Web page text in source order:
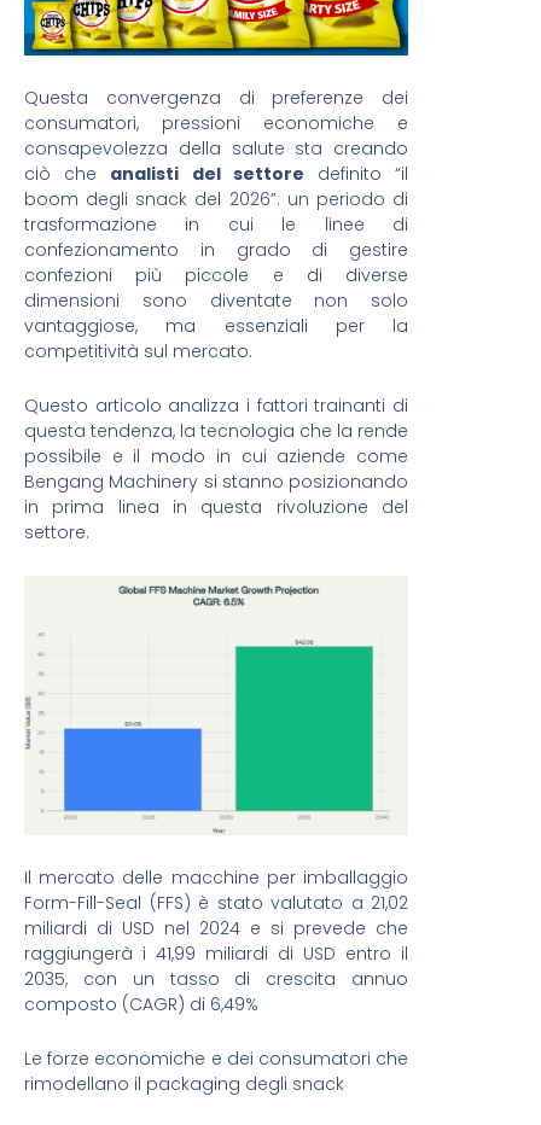
Questa convergenza di preferenze dei
consumatori, pressioni economiche e
consapevolezza della salute sta creando
ciò che analisti del settore definito “il
boom degli snack del 2026”: un periodo di
trasformazione in cui le linee di
confezionamento in grado di gestire
confezioni più piccole e di diverse
dimensioni sono diventate non solo
vantaggiose, ma essenziali per la
competitività sul mercato.
Questo articolo analizza i fattori trainanti di
questa tendenza, la tecnologia che la rende
possibile e il modo in cui aziende come
Bengang Machinery si stanno posizionando
in prima linea in questa rivoluzione del
settore.
Il mercato delle macchine per imballaggio
Form-Fill-Seal (FFS) è stato valutato a 21,02
miliardi di USD nel 2024 e si prevede che
raggiungerà i 41,99 miliardi di USD entro il
2035, con un tasso di crescita annuo
composto (CAGR) di 6,49%
Le forze economiche e dei consumatori che
rimodellano il packaging degli snack